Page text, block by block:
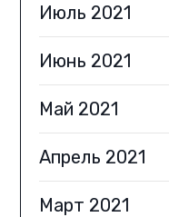
Июль 2021
Июнь 2021
Май 2021
Апрель 2021
Март 2021